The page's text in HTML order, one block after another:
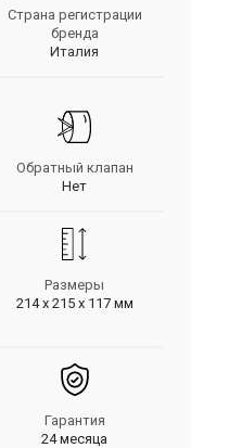
Страна регистрации
бренда
Италия
Обратный клапан
Нет
Размеры
214 х 215 х 117 мм
Гарантия
24 месяца